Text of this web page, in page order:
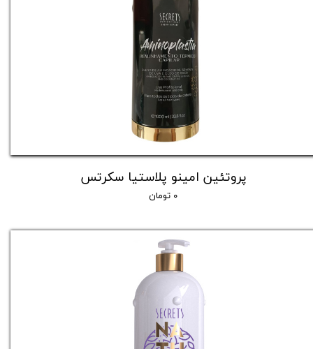
پروتئین امینو پلاستیا سکرتس
۰ تومان